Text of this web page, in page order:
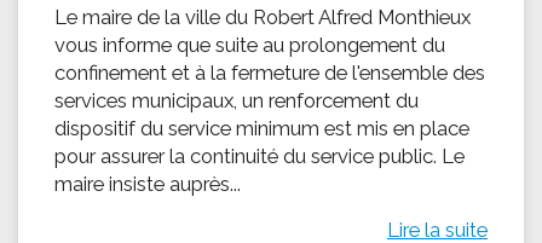
Le maire de la ville du Robert Alfred Monthieux
vous informe que suite au prolongement du
confinement et à la fermeture de l'ensemble des
services municipaux, un renforcement du
dispositif du service minimum est mis en place
pour assurer la continuité du service public. Le
maire insiste auprès...
Lire la suite